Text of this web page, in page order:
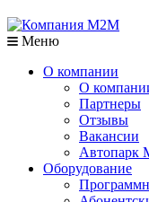
Меню
О компании
О
Партнеры
Отзывы
Вакансии
Автопарк
Оборудование